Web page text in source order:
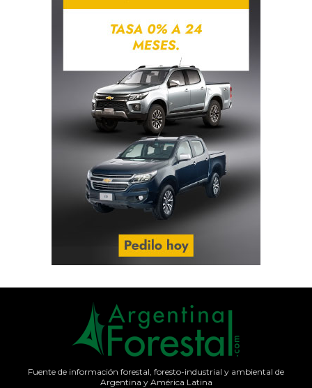
Fuente de información forestal, foresto-industrial y ambiental de
Argentina y América Latina